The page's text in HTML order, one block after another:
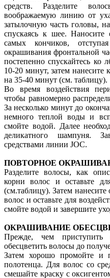
средств. Разделите
воображаемую линию от
затылочную часть головы,
спускаясь к шее.
самых кончиков,
окрашивания фронтальной
постепенно спускайтесь ко
10-20 минут, затем нанесите
на 35-40 минут (см. таблицу).
Во время воздействия
чтобы равномерно
За несколько минут до
немного теплой воды и
смойте водой. Далее
деликатного шампуня.
средствами линии JOC.
ПОВТОРНОЕ
Разделите волосы, как
корни волос и оставьте
(см.таблицу). Затем
волос и оставьте для
смойте водой и завершите
ОКРАШИВАНИЕ
Прежде, чем приступить
обесцветить волосы до
Затем хорошо промойте и
полотенца. Для волос со
смешайте краску с